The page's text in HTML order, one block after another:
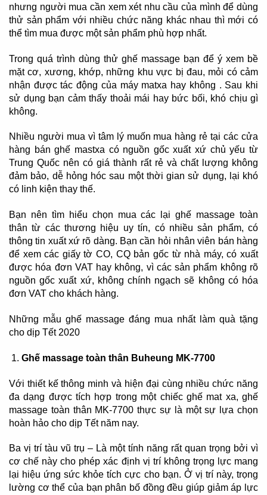
nhưng người mua cần xem xét nhu cầu của mình để dùng
thử sản phẩm với nhiều chức năng khác nhau thì mới có
thể tìm mua được một sản phẩm phù hợp nhất.
Trong quá trình dùng thử ghế massage bạn để ý xem bề
mặt cơ, xương, khớp, những khu vực bị đau, mỏi có cảm
nhận được tác động của máy matxa hay không . Sau khi
sử dụng bạn cảm thấy thoải mái hay bức bối, khó chịu gì
không.
Nhiều người mua vì tâm lý muốn mua hàng rẻ tại các cửa
hàng bán ghế mastxa có nguồn gốc xuất xứ chủ yếu từ
Trung Quốc nên có giá thành rất rẻ và chất lượng không
đảm bảo, dễ hỏng hóc sau một thời gian sử dụng, lại khó
có linh kiện thay thế.
Bạn nên tìm hiểu chọn mua các lại ghế massage toàn
thân từ các thương hiệu uy tín, có nhiều sản phẩm, có
thông tin xuất xứ rõ dàng. Bạn cần hỏi nhân viên bán hàng
để xem các giấy tờ CO, CQ bản gốc từ nhà máy, có xuất
được hóa đơn VAT hay không, vì các sản phẩm không rõ
nguồn gốc xuất xứ, không chính ngạch sẽ không có hóa
đơn VAT cho khách hàng.
Những mẫu ghế massage đáng mua nhất làm quà tặng
cho dịp Tết 2020
Ghế massage toàn thân Buheung MK-7700
Với thiết kế thông minh và hiện đại cùng nhiều chức năng
đa dạng được tích hợp trong một chiếc ghế mat xa, ghế
massage toàn thân MK-7700 thực sự là một sự lựa chọn
hoàn hảo cho dịp Tết năm nay.
Ba vị trí tàu vũ trụ – Là một tính năng rất quan trọng bởi vì
cơ chế này cho phép xác định vị trí không trọng lực mang
lại hiệu ứng sức khỏe tích cực cho bạn. Ở vị trí này, trọng
lường cơ thể của bạn phân bố đồng đều giúp giảm áp lực